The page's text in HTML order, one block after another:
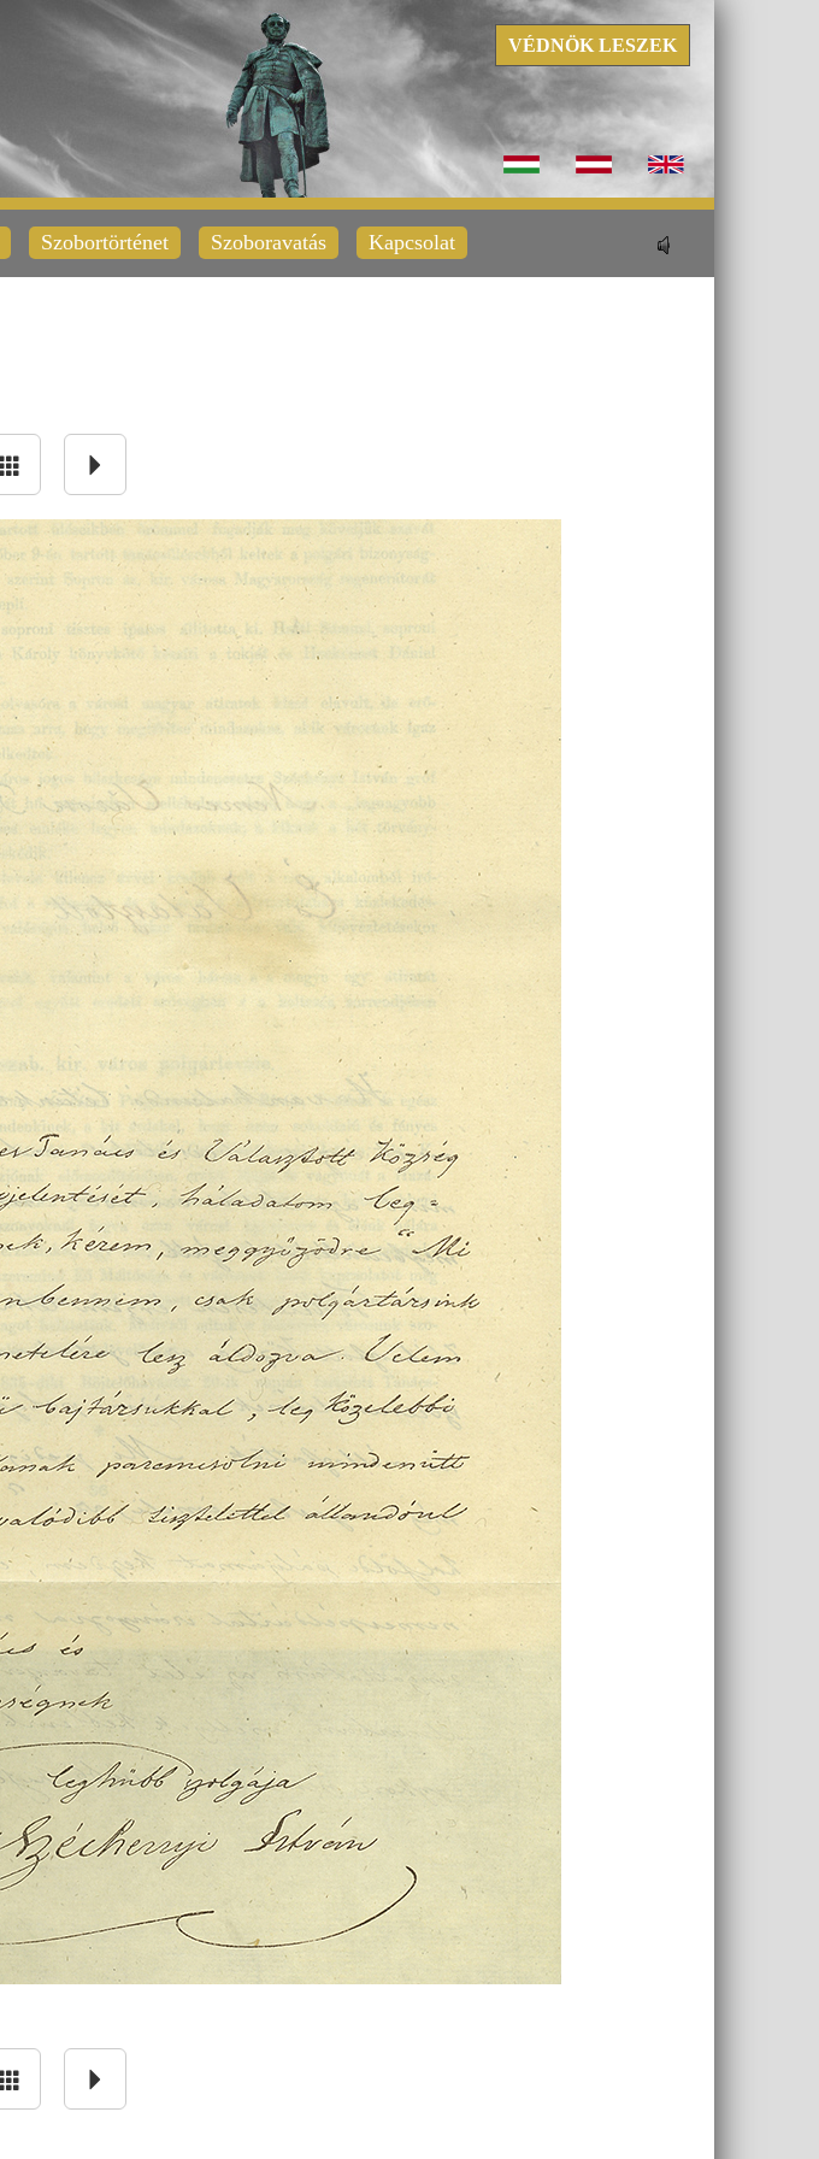
VÉDNÖK LESZEK
Szobortörténet Szoboravatás Kapcsolat